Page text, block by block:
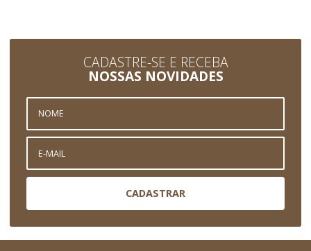
CADASTRE-SE E RECEBA
NOSSAS NOVIDADES
CADASTRAR